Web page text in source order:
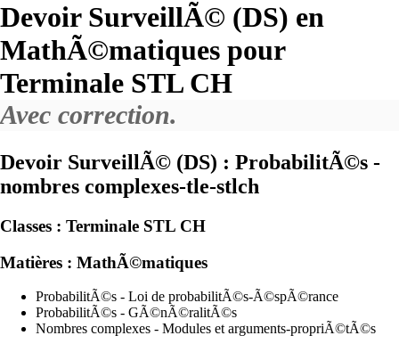
Devoir SurveillÃ© (DS) en
MathÃ©matiques pour
Terminale STL CH
Avec correction.
Devoir SurveillÃ© (DS) : ProbabilitÃ©s -
nombres complexes-tle-stlch
Classes : Terminale STL CH
Matières : MathÃ©matiques
ProbabilitÃ©s - Loi de probabilitÃ©s-Ã©spÃ©rance
ProbabilitÃ©s - GÃ©nÃ©ralitÃ©s
Nombres complexes - Modules et arguments-propriÃ©tÃ©s